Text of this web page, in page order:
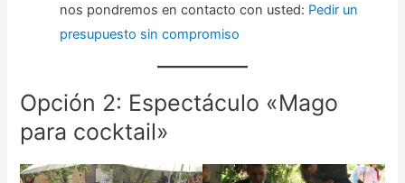
nos pondremos en contacto con usted: Pedir un
presupuesto sin compromiso
Opción 2: Espectáculo «Mago
para cocktail»